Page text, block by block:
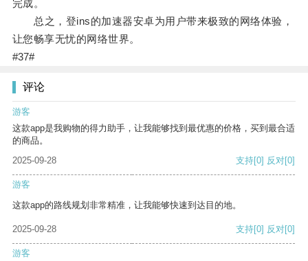
完成。
总之，登ins的加速器安卓为用户带来极致的网络体验，
让您畅享无忧的网络世界。
#37#
评论
游客
这款app是我购物的得力助手，让我能够找到最优惠的价格，买到最合适
的商品。
2025-09-28
支持[0] 反对[0]
游客
这款app的路线规划非常精准，让我能够快速到达目的地。
2025-09-28 支持[0] 反对[0]
游客